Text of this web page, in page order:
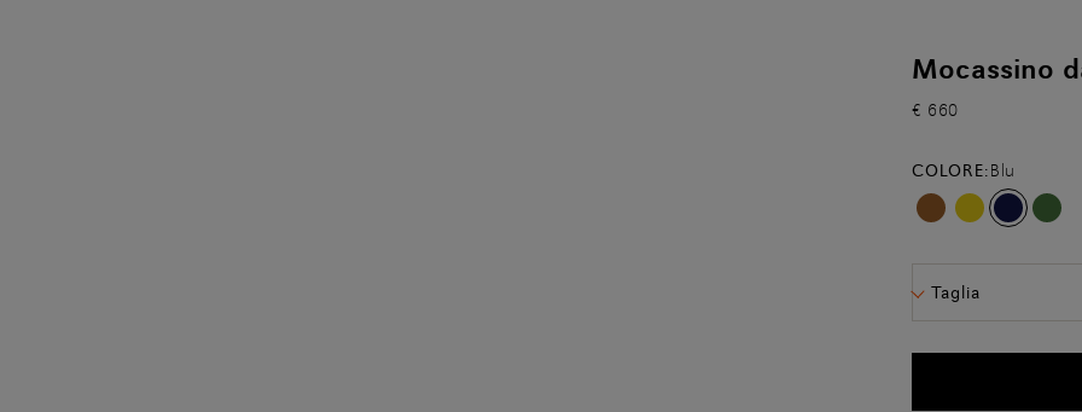
Mocassino
€ 660
COLORE:Blu
Taglia